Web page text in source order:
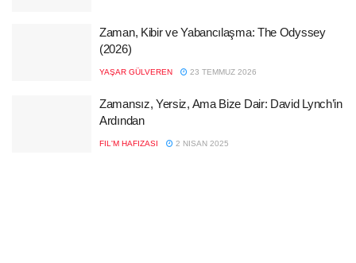
Zaman, Kibir ve Yabancılaşma: The Odyssey
(2026)
YAŞAR GÜLVEREN 23 TEMMUZ 2026
Zamansız, Yersiz, Ama Bize Dair: David Lynch’in
Ardından
FIL'M HAFIZASI 2 NISAN 2025